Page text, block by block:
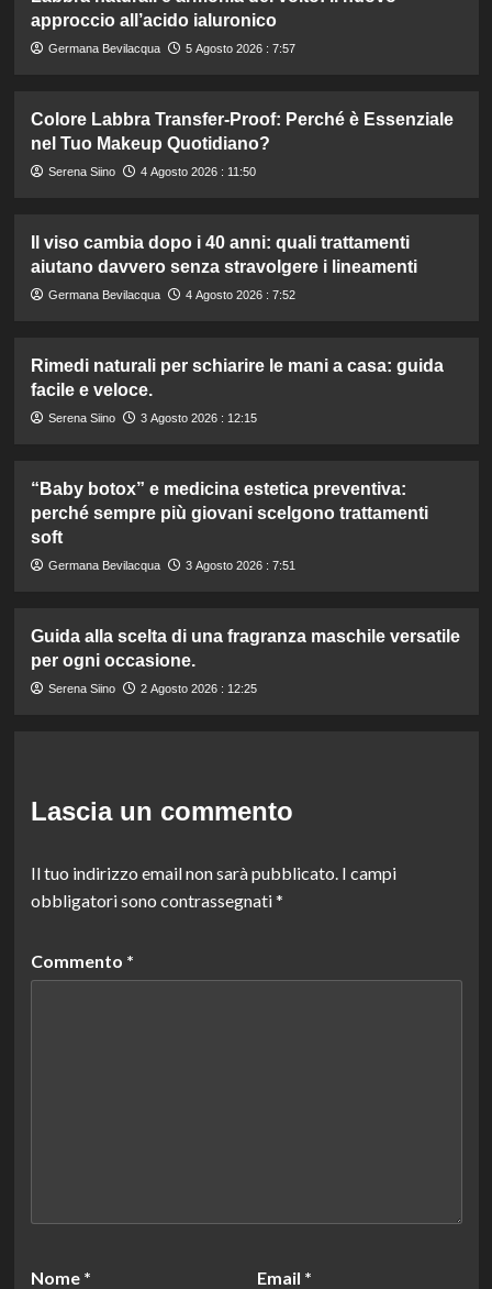
approccio all’acido ialuronico
Germana Bevilacqua 5 Agosto 2026 : 7:57
Colore Labbra Transfer-Proof: Perché è Essenziale
nel Tuo Makeup Quotidiano?
Serena Siino 4 Agosto 2026 : 11:50
Il viso cambia dopo i 40 anni: quali trattamenti
aiutano davvero senza stravolgere i lineamenti
Germana Bevilacqua 4 Agosto 2026 : 7:52
Rimedi naturali per schiarire le mani a casa: guida
facile e veloce.
Serena Siino 3 Agosto 2026 : 12:15
“Baby botox” e medicina estetica preventiva:
perché sempre più giovani scelgono trattamenti
soft
Germana Bevilacqua 3 Agosto 2026 : 7:51
Guida alla scelta di una fragranza maschile versatile
per ogni occasione.
Serena Siino 2 Agosto 2026 : 12:25
Lascia un commento
Il tuo indirizzo email non sarà pubblicato. I campi
obbligatori sono contrassegnati*
Commento *
Nome * Email *